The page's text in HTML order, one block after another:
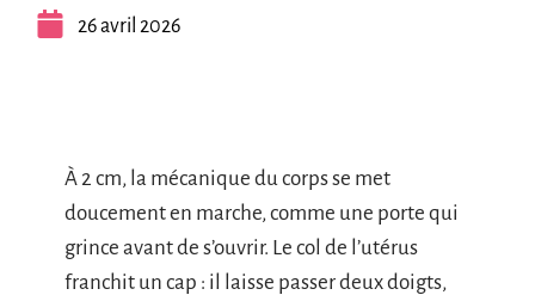
26 avril 2026
À 2 cm, la mécanique du corps se met
doucement en marche, comme une porte qui
grince avant de s’ouvrir. Le col de l’utérus
franchit un cap : il laisse passer deux doigts,